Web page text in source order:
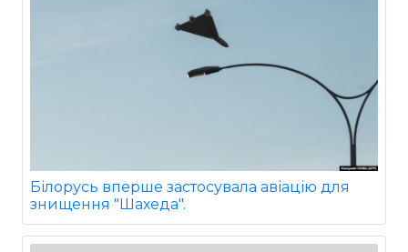
Білорусь вперше застосувала авіацію для
знищення "Шахеда".